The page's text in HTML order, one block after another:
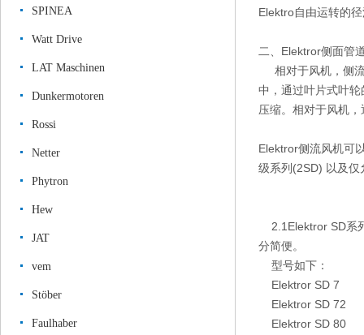
SPINEA
Watt Drive
LAT Maschinen
Dunkermotoren
Rossi
Netter
Phytron
Hew
JAT
vem
Stöber
Faulhaber
Elektro自由运转的
二、Elektror侧面管
相对于风机，侧流
中，通过叶片式叶
压缩。相对于风机
Elektror侧流风机可
级系列(2SD) 以及仅
2.1Elektror SD系
分简便。
型号如下：
Elektror SD 7
Elektror SD 72
Elektror SD 80